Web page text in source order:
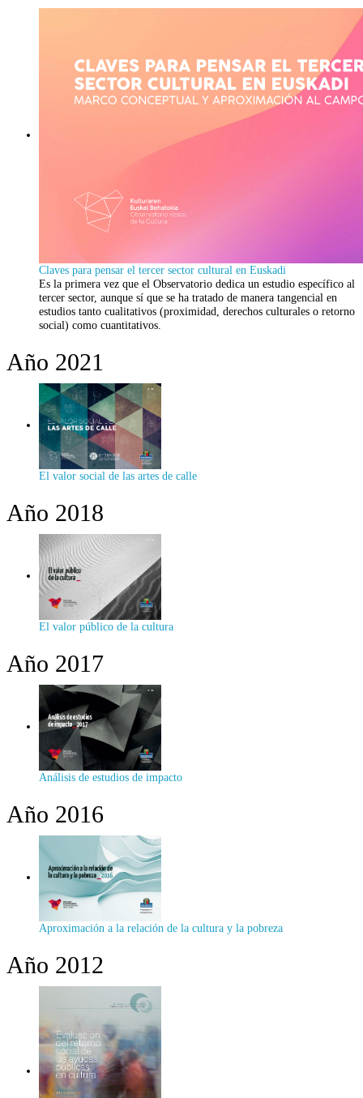
Claves para pensar el tercer sector cultural en Euskadi
Es la primera vez que el Observatorio dedica un estudio específico al
tercer sector, aunque sí que se ha tratado de manera tangencial en
estudios tanto cualitativos (proximidad, derechos culturales o retorno
social) como cuantitativos.
Año 2021
El valor social de las artes de calle
Año 2018
El valor público de la cultura
Año 2017
Análisis de estudios de impacto
Año 2016
Aproximación a la relación de la cultura y la pobreza
Año 2012